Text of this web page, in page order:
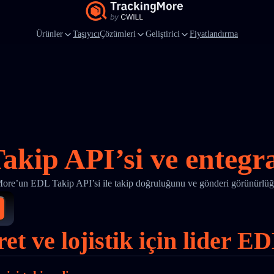
Ürünler TaşıyıcıÇözümleri Geliştirici Fiyatlandırma
API’si ve
EDL Takip API’si ile takip doğruluğunu ve gönderi
ve lojistik için lider